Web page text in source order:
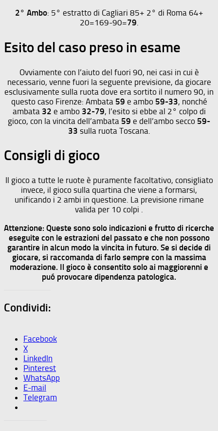
2° Ambo: 5° estratto di Cagliari 85+ 2° di Roma 64+
20=169-90=79
Esito del caso preso in esame
Ovviamente con l’aiuto del fuori 90, nei casi in cui è
necessario, venne fuori la seguente previsione, da giocare
esclusivamente sulla ruota dove era sortito il numero 90, in
questo caso Firenze: Ambata 59 e ambo 59-33, nonché
ambata 32 e ambo 32-79, l’esito si ebbe al 2° colpo di
gioco, con la vincita dell’ambata 59 e dell’ambo secco 59-
33 sulla ruota Toscana.
Consigli di gioco
Il gioco a tutte le ruote è puramente facoltativo, consigliato
invece, il gioco sulla quartina che viene a formarsi,
unificando i 2 ambi in questione. La previsione rimane
valida per 10 colpi .
Attenzione: Queste sono solo indicazioni e frutto di ricerche
eseguite con le estrazioni del passato e che non possono
garantire in alcun modo la vincita in futuro. Se si decide di
giocare, si raccomanda di farlo sempre con la massima
moderazione. Il gioco è consentito solo ai maggiorenni e
puó provocare dipendenza patologica.
Condividi:
Facebook
X
LinkedIn
Pinterest
WhatsApp
E-mail
Telegram